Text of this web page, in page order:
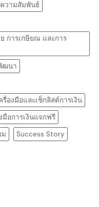
ความสัมพันธ์
ย การเกษียณ และการ
ฒนา
รื่องมือและเช็กลิสต์การเงิน
มือการเงินแจกฟรี
ม
Success Story